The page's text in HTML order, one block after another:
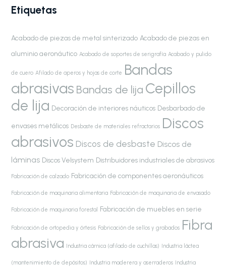
Etiquetas
Acabado de piezas de metal sinterizado Acabado de piezas en
aluminio aeronáutico Acabado de soportes de serigrafía Acabado y pulido
de cuero Afilado de aperos y hojas de corte Bandas
abrasivas Bandas de lija Cepillos
de lija Decoración de interiores náuticos Desbarbado de
envases metálicos Desbaste de materiales refractarios Discos
abrasivos Discos de desbaste Discos de
láminas Discos Velsystem Distribuidores industriales de abrasivos
Fabricación de calzado Fabricación de componentes aeronáuticos
Fabricación de maquinaria alimentaria Fabricación de maquinaria de envasado
Fabricación de maquinaria forestal Fabricación de muebles en serie
Fabricación de ortopedia y órtesis Fabricación de sellos y grabados Fibra
abrasiva
Industria cárnica (afilado de cuchillas) Industria láctea
(mantenimiento de depósitos) Industria maderera y aserraderos Industria